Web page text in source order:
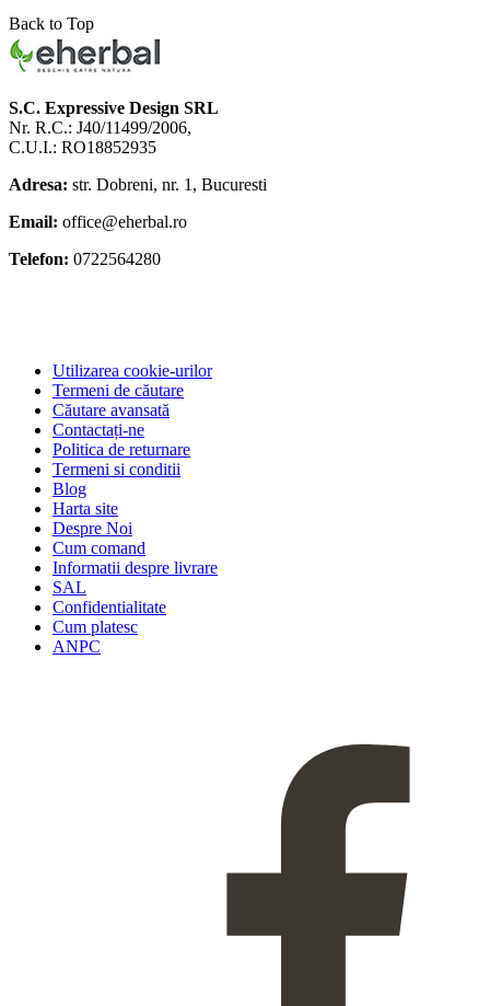
Back to Top
S.C. Expressive Design SRL
Nr. R.C.: J40/11499/2006,
C.U.I.: RO18852935
Adresa: str. Dobreni, nr. 1, Bucuresti
Email: office@eherbal.ro
Telefon: 0722564280
Utilizarea cookie-urilor
Termeni de căutare
Căutare avansată
Contactați-ne
Politica de returnare
Termeni si conditii
Blog
Harta site
Despre Noi
Cum comand
Informatii despre livrare
SAL
Confidentialitate
Cum platesc
ANPC